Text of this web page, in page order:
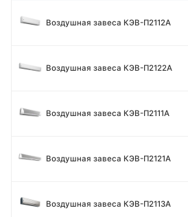
Воздушная завеса КЭВ-П2112А
Воздушная завеса КЭВ-П2122А
Воздушная завеса КЭВ-П2111A
Воздушная завеса КЭВ-П2121A
Воздушная завеса КЭВ-П2113A